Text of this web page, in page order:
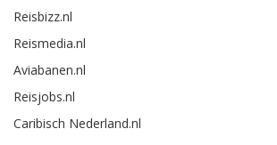
Reisbizz.nl
Reismedia.nl
Aviabanen.nl
Reisjobs.nl
Caribisch Nederland.nl